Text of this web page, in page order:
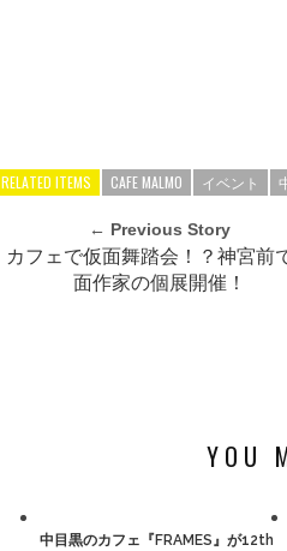
RELATED ITEMS CAFE MALMO イベント
← Previous Story
カフェで仮面舞踏会！？神宮前
面作家の個展開催！
YOU
中目黒のカフェ『FRAMES』が12th